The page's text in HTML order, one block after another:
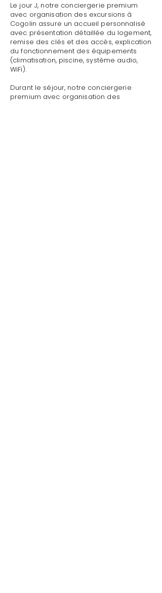
Le jour J, notre conciergerie premium
avec organisation des excursions à
Cogolin assure un accueil personnalisé
avec présentation détaillée du logement,
remise des clés et des accès, explication
du fonctionnement des équipements
(climatisation, piscine, système audio,
WiFi).
Durant le séjour, notre conciergerie
premium avec organisation des
excursions à Cogolin reste disponible